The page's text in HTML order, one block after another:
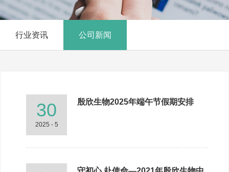
行业资讯 公司新闻
30
2025 - 5
殷欣生物2025年端午节假期安排